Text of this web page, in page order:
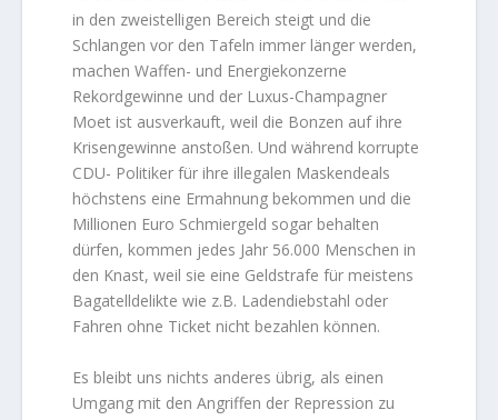
in den zweistelligen Bereich steigt und die
Schlangen vor den Tafeln immer länger werden,
machen Waffen- und Energiekonzerne
Rekordgewinne und der Luxus-Champagner
Moet ist ausverkauft, weil die Bonzen auf ihre
Krisengewinne anstoßen. Und während korrupte
CDU- Politiker für ihre illegalen Maskendeals
höchstens eine Ermahnung bekommen und die
Millionen Euro Schmiergeld sogar behalten
dürfen, kommen jedes Jahr 56.000 Menschen in
den Knast, weil sie eine Geldstrafe für meistens
Bagatelldelikte wie z.B. Ladendiebstahl oder
Fahren ohne Ticket nicht bezahlen können.
Es bleibt uns nichts anderes übrig, als einen
Umgang mit den Angriffen der Repression zu